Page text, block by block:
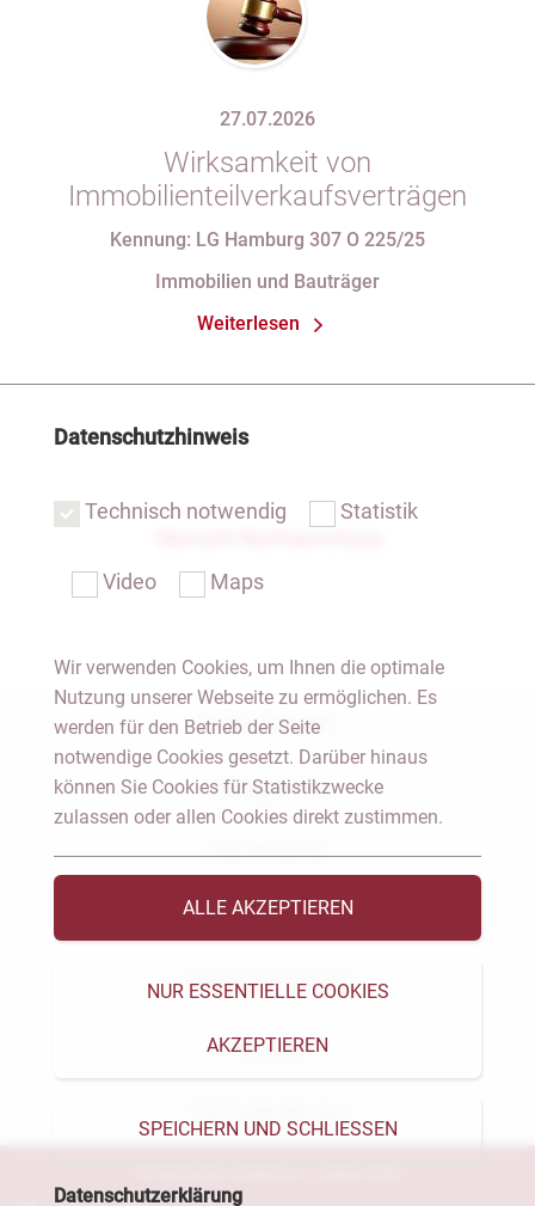
27.07.2026
Wirksamkeit von
Immobilienteilverkaufsverträgen
Kennung: LG Hamburg 307 O 225/25
Immobilien und Bauträger
Weiterlesen
Notar Dresden
Fachgebiete
Das Notariat
Vorträge & Veröffentlichungen
Videos & Podcast
Aktuelles
Datenschutzhinweis
Technisch notwendig Statistik
Video Maps
Wir verwenden Cookies, um Ihnen die optimale
Nutzung unserer Webseite zu ermöglichen. Es
werden für den Betrieb der Seite
notwendige Cookies gesetzt. Darüber hinaus
können Sie Cookies für Statistikzwecke
zulassen oder allen Cookies direkt zustimmen.
ALLE AKZEPTIEREN
NUR ESSENTIELLE COOKIES
AKZEPTIEREN
SPEICHERN UND SCHLIESSEN
Datenschutzerklärung